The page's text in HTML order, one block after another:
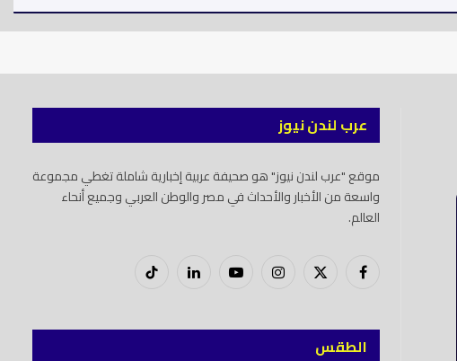
عرب لندن نيوز
موقع "عرب لندن نيوز" هو صحيفة عربية إخبارية شاملة تغطي مجموعة
واسعة من الأخبار والأحداث في مصر والوطن العربي وجميع أنحاء
العالم.
فيسبوك
X
إنستغرام يوتيوب لينكدود
تيك
الطقس